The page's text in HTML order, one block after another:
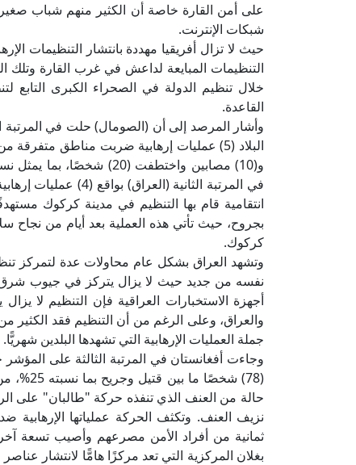
على أمن القارة خاصة أن الكثير منهم شباب
شبكات الإنترنت.
حيث لا تزال أفريقيا مهددة بانتشار التنظيمات
التنظيمات المبايعة لداعش في غرب القارة وتلك
خلال تنظيم الدولة في الصحراء الكبرى التابع
القاعدة.
وأشار المرصد إلى أن (الصومال) حلت في المرتبة
في المرتبة الثانية
انتقامية قام بها التنظيم في مدينة كركوك
كركوك.
وتشهد العراق بشكل عام محاولات عدة لتمركز
نفسه من جديد حيث لا يزال يتركز في جيوب شرق
جملة العمليات الإرهابية التي تشهدها البلدين شهريًّا.
(78)
حالة من العنف الذي تنفذه حركة "طالبان" على
نزيف العنف. وتكثف الحركة عملياتها الإرهابية
ثمانية من أفراد الأمن مصرعهم وأصيب تسعة